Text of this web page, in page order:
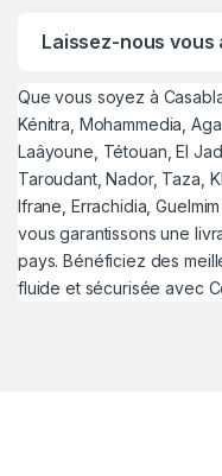
Laissez-nous vous
Que vous soyez à
Kénitra, Mohammedia,
Laâyoune, Tétouan, El
Taroudant, Nador, Taza,
Ifrane, Errachidia,
vous garantissons une
pays. Bénéficiez des
fluide et sécurisée avec